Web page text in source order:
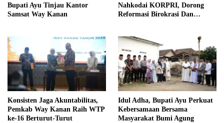
Bupati Ayu Tinjau Kantor
Samsat Way Kanan
Nahkodai KORPRI, Dorong
Reformasi Birokrasi Dan
Konsisten Jaga Akuntabilitas,
Pemkab Way Kanan Raih WTP
ke-16 Berturut-Turut
Idul Adha, Bupati Ayu Perkuat
Kebersamaan Bersama
Masyarakat Bumi Agung